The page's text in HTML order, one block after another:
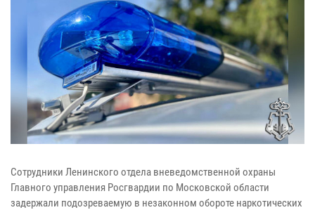
Сотрудники Ленинского отдела вневедомственной охраны
Главного управления Росгвардии по Московской области
задержали подозреваемую в незаконном обороте наркотических